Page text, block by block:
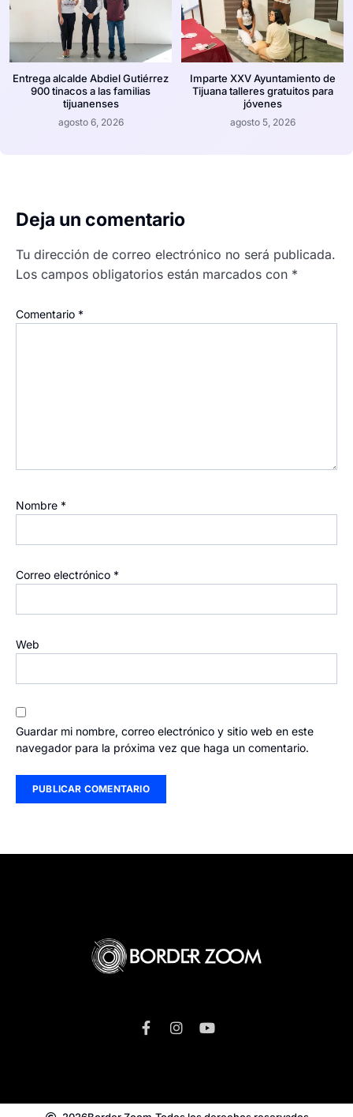
Entrega alcalde Abdiel Gutiérrez
900 tinacos a las familias
tijuanenses
agosto 6, 2026
Imparte XXV Ayuntamiento de
Tijuana talleres gratuitos para
jóvenes
agosto 5, 2026
Deja un comentario
Tu dirección de correo electrónico no será publicada.
Los campos obligatorios están marcados con *
Comentario *
Nombre *
Correo electrónico *
Web
Guardar mi nombre, correo electrónico y sitio web en este
navegador para la próxima vez que haga un comentario.